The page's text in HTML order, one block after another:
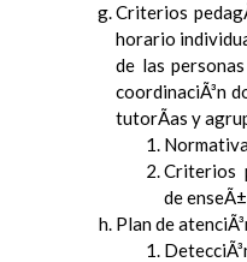
Criterios
horario
de las
coordinaciÃ³n
tutorÃ­as y
Criterios
de
Plan de